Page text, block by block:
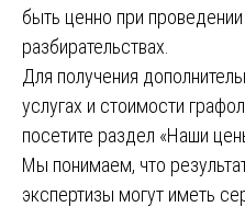
быть ценно при
разбирательствах.
Для получения
услугах и стоимости
посетите раздел «Наши
Мы понимаем, что
экспертизы могут иметь